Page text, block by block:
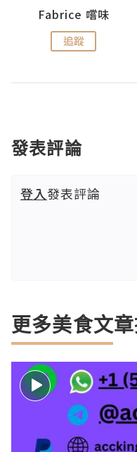
Fabrice 嚐味
追蹤
發表評論
登入發表評論
更多美食文